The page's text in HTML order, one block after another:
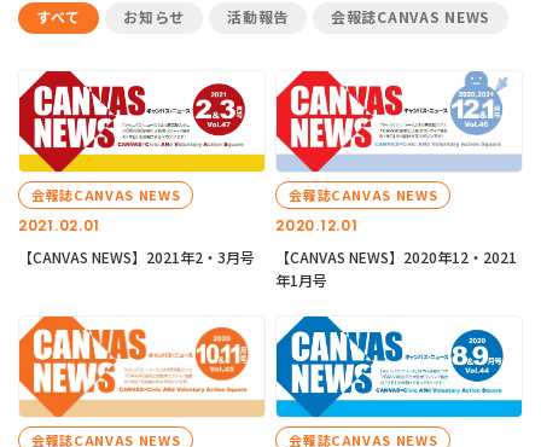
すべて お知らせ 活動報告 会報誌CANVAS NEWS
2021.02.01
会報誌CANVAS NEWS
【CANVAS NEWS】2021年2・3月号
2020.12.01
会報誌CANVAS NEWS
【CANVAS NEWS】2020年12・2021
年1月号
会報誌CANVAS NEWS 会報誌CANVAS NEWS